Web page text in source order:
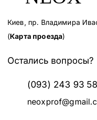
Киев, пр. Владимира
(Карта проезда)
Остались вопросы?
(093) 243 93 58